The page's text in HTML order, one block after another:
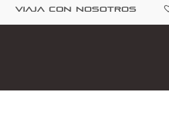
VIAJA CON NOSOTROS